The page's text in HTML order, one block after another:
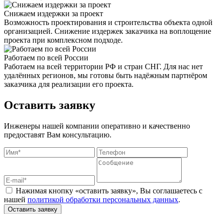
Снижаем издержки за проект
Возможность проектирования и строительства объекта одной
организацией. Снижение издержек заказчика на воплощение
проекта при комплексном подходе.
Работаем по всей России
Работаем на всей территории РФ и стран СНГ. Для нас нет
удалённых регионов, мы готовы быть надёжным партнёром
заказчика для реализации его проекта.
Оставить заявку
Инженеры нашей компании оперативно и качественно
предоставят Вам консультацию.
Нажимая кнопку «оставить заявку», Вы соглашаетесь с
нашей политикой обработки персональных данных.
Оставить заявку